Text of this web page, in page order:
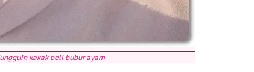
kakak beli bubur ayam